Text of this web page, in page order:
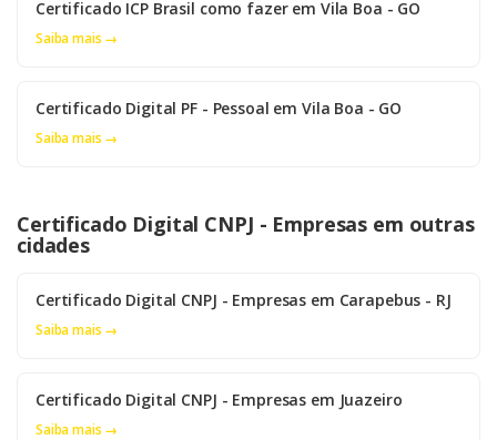
Certificado ICP Brasil como fazer em Vila Boa - GO
Saiba mais →
Certificado Digital PF - Pessoal em Vila Boa - GO
Saiba mais →
Certificado Digital CNPJ - Empresas em outras
cidades
Certificado Digital CNPJ - Empresas em Carapebus - RJ
Saiba mais →
Certificado Digital CNPJ - Empresas em Juazeiro
Saiba mais →